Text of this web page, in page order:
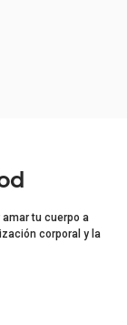
tu cuerpo a
corporal y la